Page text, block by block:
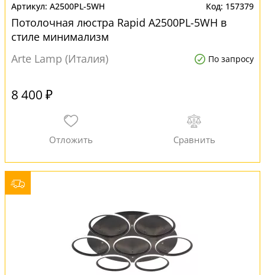
A2500PL-5WH 157379
Потолочная люстра Rapid A2500PL-5WH в
стиле минимализм
Arte Lamp (Италия)
По запросу
8 400 ₽